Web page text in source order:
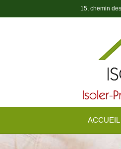
15, chemin
ACCUEIL